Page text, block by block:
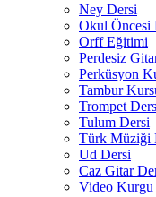
Ney Dersi
Okul
Orff Eğitimi
Perdesiz
Perküsyon
Tambur
Trompet
Tulum Dersi
Türk Müziği
Ud Dersi
Caz Gitar
Video